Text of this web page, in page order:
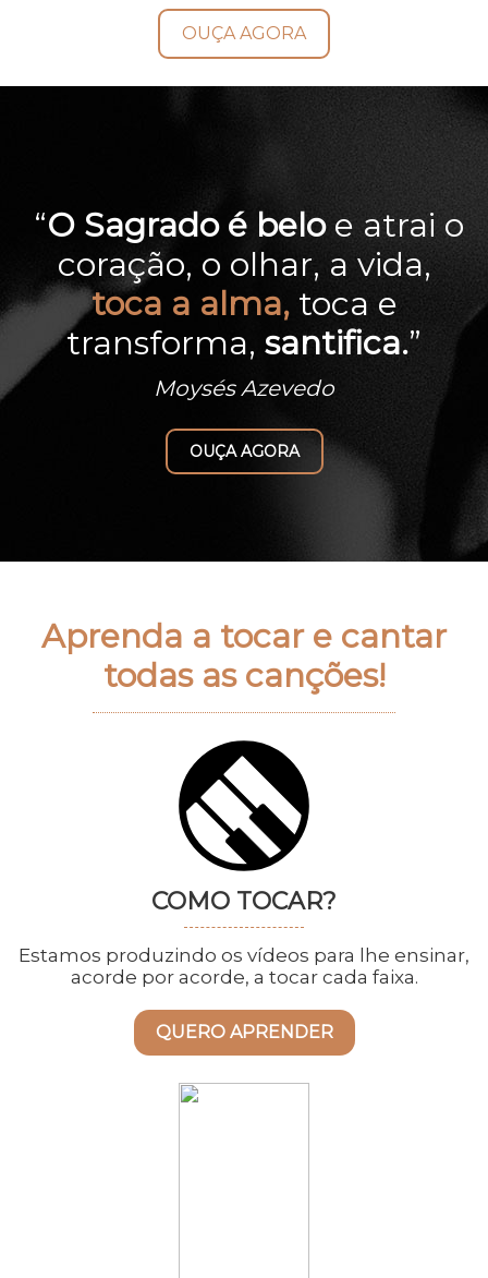
OUÇA AGORA
“O Sagrado é beloe atrai o
coração, o olhar, a vida,
toca a alma, toca e
transforma, santifica.”
Moysés Azevedo
OUÇA AGORA
Aprenda a tocar e cantar
todas as canções!
COMO TOCAR?
Estamos produzindo os vídeos para lhe ensinar,
acorde por acorde, a tocar cada faixa.
QUERO APRENDER